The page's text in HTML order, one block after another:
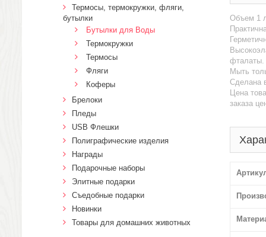
Объем 1
фталаты.
Мыть
Сделана
Цена
заказа
Термосы, термокружки, фляги,
бутылки
Бутылки для Воды
Термокружки
Термосы
Фляги
Коферы
Брелоки
Пледы
USB Флешки
Полиграфические изделия
Награды
Подарочные наборы
Элитные подарки
Cъедобные подарки
Новинки
Товары для домашних животных